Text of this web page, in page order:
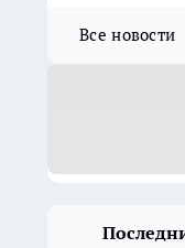
Все новости